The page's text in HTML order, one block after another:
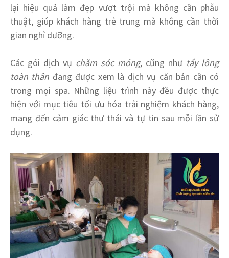
lại hiệu quả làm đẹp vượt trội mà không cần phẫu
thuật, giúp khách hàng trẻ trung mà không cần thời
gian nghỉ dưỡng.
Các gói dịch vụ chăm sóc móng, cũng như tẩy lông
toàn thân đang được xem là dịch vụ căn bản cần có
trong mọi spa. Những liệu trình này đều được thực
hiện với mục tiêu tối ưu hóa trải nghiệm khách hàng,
mang đến cảm giác thư thái và tự tin sau mỗi lần sử
dụng.